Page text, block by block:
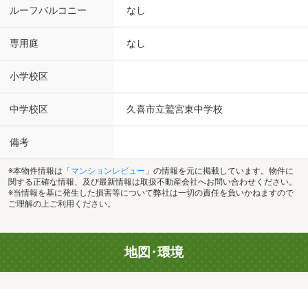
ルーフバルコニー なし
専用庭 なし
小学校区
中学校区 久喜市立鷲宮東中学校
備考
※本物件情報は「 マンションレビュー 」の情報を元に掲載しています。物件に
関する正確な情報、及び最新情報は取扱不動産会社へお問い合わせください。
※当情報を基に発生した損害等について弊社は一切の責任を負いかねますので
ご理解の上ご利用ください。
地図･環境